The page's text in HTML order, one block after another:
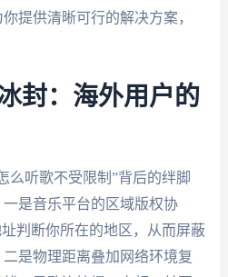
提供清晰可行的解决方案，
封：海外用户的
么听歌不受限制”背后的绊脚
是音乐平台的区域版权协
判断你所在的地区，从而屏蔽
是物理距离叠加网络环境复